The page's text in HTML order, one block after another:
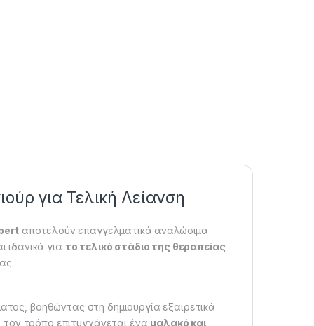
για Τελική Λείανση
αποτελούν επαγγελματικά αναλώσιμα
ιδανικά για το τελικό στάδιο της θεραπείας
βοηθώντας στη δημιουργία εξαιρετικά
τρόπο επιτυγχάνεται ένα μαλακό και